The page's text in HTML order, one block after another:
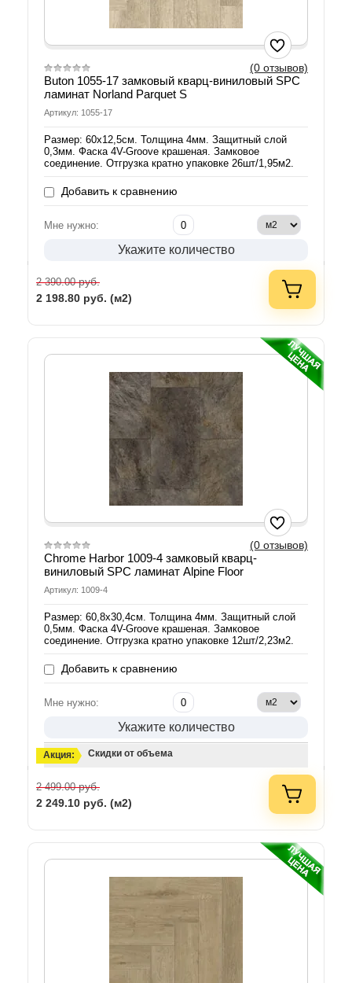
(0 отзывов)
Buton 1055-17 замковый кварц-виниловый SPC
ламинат Norland Parquet S
Артикул: 1055-17
Размер: 60х12,5см. Толщина 4мм. Защитный слой
0,3мм. Фаска 4V-Groove крашеная. Замковое
соединение. Отгрузка кратно упаковке 26шт/1,95м2.
Добавить к сравнению
Мне нужно:
Укажите количество
2 390.00руб.
2 198.80 руб. (м2)
(0 отзывов)
Chrome Harbor 1009-4 замковый кварц-
виниловый SPC ламинат Alpine Floor
Артикул: 1009-4
Размер: 60,8х30,4см. Толщина 4мм. Защитный слой
0,5мм. Фаска 4V-Groove крашеная. Замковое
соединение. Отгрузка кратно упаковке 12шт/2,23м2.
Добавить к сравнению
Мне нужно:
Укажите количество
Акция: Скидки от объема
2 499.00руб.
2 249.10 руб. (м2)